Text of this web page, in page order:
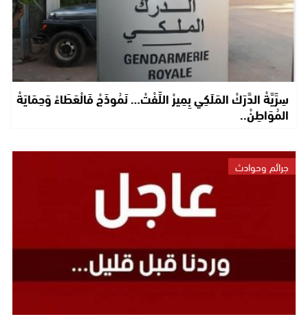
سِرِّيَّةْ الدَّرَكْ المَلَكِي بِمِيرْ اللِّفْتْ… نَمُوذَجْ فَالْعَطَاءْ وَحِمَايَةْ
المُوَاطِنْ..
جرائم وحوادث